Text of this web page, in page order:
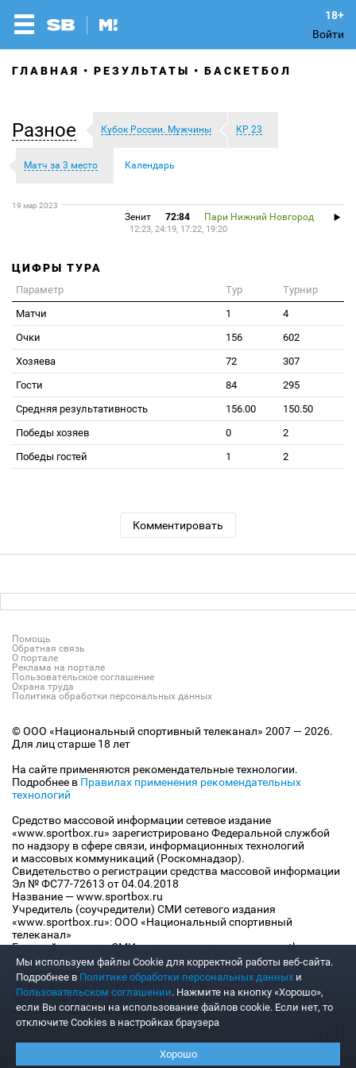
Войти
ГЛАВНАЯ РЕЗУЛЬТАТЫ БАСКЕТБОЛ
Разное Кубок России. Мужчины КР 23
Матч за 3 место Календарь
19 мар 2023
Зенит 72:84 Пари Нижний Новгород
12:23, 24:19, 17:22, 19:20
ЦИФРЫ ТУРА
Параметр Тур
Турнир
Матчи
1
4
Очки
156
602
Хозяева
72
307
Гости
84
295
Средняя результативность
156.00
150.50
Победы хозяев
0
2
Победы гостей
1 2
Комментировать
Помощь
Обратная связь
О портале
Реклама на портале
Пользовательское соглашение
Охрана труда
Политика обработки персональных данных
© ООО «Национальный спортивный телеканал» 2007 — 2026.
Для лиц старше 18 лет
На сайте применяются рекомендательные технологии.
Подробнее в Правилах применения рекомендательных
технологий
Средство массовой информации сетевое издание
«www.sportbox.ru» зарегистрировано Федеральной службой
по надзору в сфере связи, информационных технологий
и массовых коммуникаций (Роскомнадзор).
Свидетельство о регистрации средства массовой информации
Эл № ФС77-72613 от 04.04.2018
Название — www.sportbox.ru
Учредитель (соучредители) СМИ сетевого издания
«www.sportbox.ru»: ООО «Национальный спортивный
телеканал»
Главный редактор СМИ сетевого издания «www.sportbox.ru»:
Конов В.А.
Номер телефона редакции СМИ сетевого издания
«www.sportbox.ru»: +7 (495) 653 8419
Адрес электронной почты редакции СМИ сетевого издания
«www.sportbox.ru»: editor@sportbox.ru
Мы используем файлы Сookie для корректной работы веб-сайта.
Подробнее в Политике обработки персональных данных и
Пользовательском соглашении. Нажмите на кнопку «Хорошо»,
если Вы согласны на использование файлов cookie. Если нет, то
отключите Cookies в настройках браузера
Хорошо